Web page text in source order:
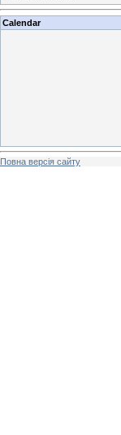
Calendar
Повна версія сайту